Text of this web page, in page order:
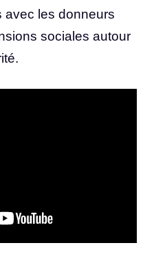
avec les donneurs
sociales autour